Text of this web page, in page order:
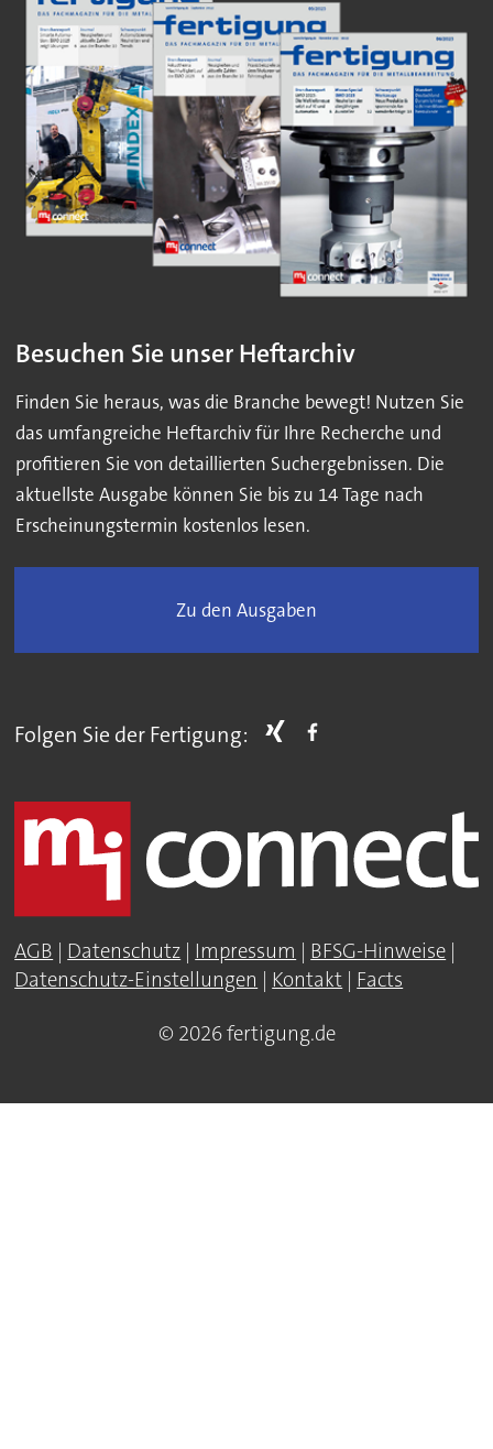
Besuchen Sie unser Heftarchiv
Finden Sie heraus, was die Branche bewegt! Nutzen Sie
das umfangreiche Heftarchiv für Ihre Recherche und
profitieren Sie von detaillierten Suchergebnissen. Die
aktuellste Ausgabe können Sie bis zu 14 Tage nach
Erscheinungstermin kostenlos lesen.
Zu den Ausgaben
Folgen Sie der Fertigung:
AGB | Datenschutz | Impressum | BFSG-Hinweise |
Datenschutz-Einstellungen | Kontakt | Facts
© 2026 fertigung.de